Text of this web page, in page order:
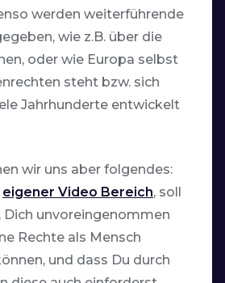
werden weiterführende
wie z.B. über die
oder wie Europa selbst
steht bzw. sich
Jahrhunderte entwickelt
wir uns aber folgendes:
eigener Video Bereich, soll
Dich unvoreingenommen
Rechte als Mensch
und dass Du durch